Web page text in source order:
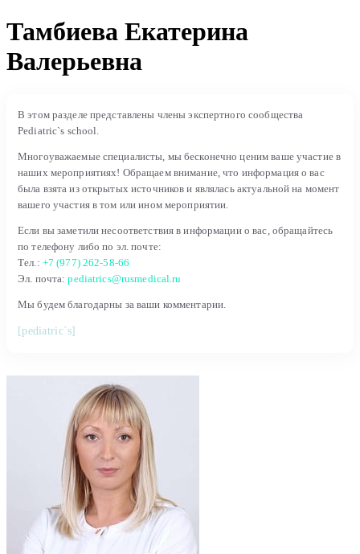
Тамбиева Екатерина
Валерьевна
В этом разделе представлены члены экспертного сообщества
Pediatric`s school.
Многоуважаемые специалисты, мы бесконечно ценим ваше участие в
наших мероприятиях! Обращаем внимание, что информация о вас
была взята из открытых источников и являлась актуальной на момент
вашего участия в том или ином мероприятии.
Если вы заметили несоответствия в информации о вас, обращайтесь
по телефону либо по эл. почте:
Тел.: +7 (977) 262-58-66
Эл. почта:pediatrics@rusmedical.ru
Мы будем благодарны за ваши комментарии.
[pediatric`s]